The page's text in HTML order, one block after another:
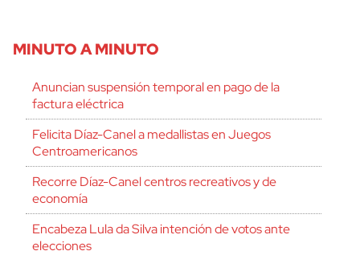
MINUTO A MINUTO
Anuncian suspensión temporal en pago de la
factura eléctrica
Felicita Díaz-Canel a medallistas en Juegos
Centroamericanos
Recorre Díaz-Canel centros recreativos y de
economía
Encabeza Lula da Silva intención de votos ante
elecciones